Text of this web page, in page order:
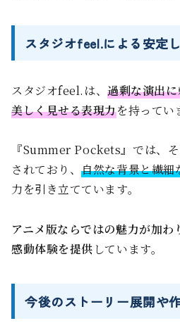
スタジオfeel.による安定
スタジオfeel.は、過剰な演出
美しく見せる表現力を持ってい
『Summer Pockets』では、
されており、自然な背景と繊細
力を引き立てています。
アニメ版ならではの魅力が加わ
感動体験を提供 しています。
今後のストーリー展開や